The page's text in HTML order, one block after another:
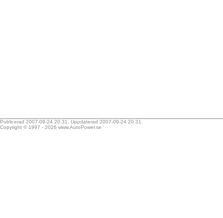
Publicerad 2007-09-24 20:31. Uppdaterad 2007-09-24 20:31.
Copyright © 1997 - 2026 www.AutoPower.se